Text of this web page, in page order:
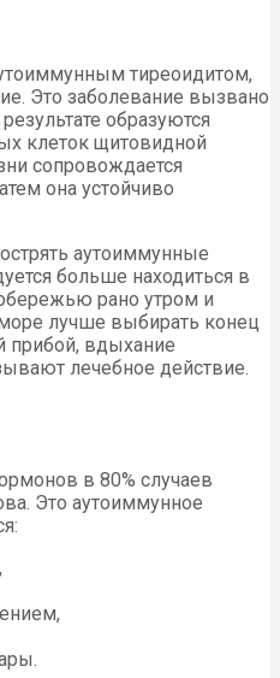
тиреоидитом,
Это заболевание вызвано
образуются
клеток щитовидной
сопровождается
она устойчиво
аутоиммунные
больше находиться в
рано утром и
лучше выбирать конец
прибой, вдыхание
лечебное действие.
в 80% случаев
Это аутоиммунное